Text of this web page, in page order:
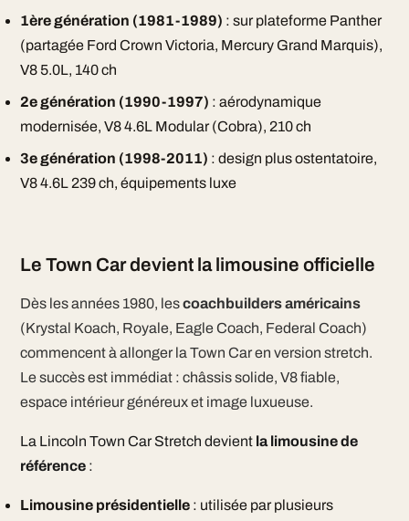
1ère génération (1981-1989) : sur plateforme Panther
(partagée Ford Crown Victoria, Mercury Grand Marquis),
V8 5.0L, 140 ch
2e génération (1990-1997) : aérodynamique
modernisée, V8 4.6L Modular (Cobra), 210 ch
3e génération (1998-2011) : design plus ostentatoire,
V8 4.6L 239 ch, équipements luxe
Le Town Car devient la limousine officielle
Dès les années 1980, lescoachbuilders américains
(Krystal Koach, Royale, Eagle Coach, Federal Coach)
commencent à allonger la Town Car en version stretch.
Le succès est immédiat : châssis solide, V8 fiable,
espace intérieur généreux et image luxueuse.
La Lincoln Town Car Stretch devient la limousine de
référence:
Limousine présidentielle: utilisée par plusieurs